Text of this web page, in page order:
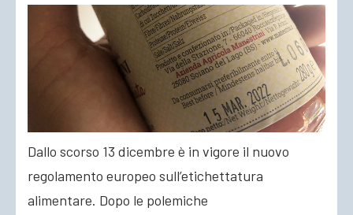
Dallo scorso 13 dicembre è in vigore il nuovo
regolamento europeo sull’etichettatura
alimentare. Dopo le polemiche